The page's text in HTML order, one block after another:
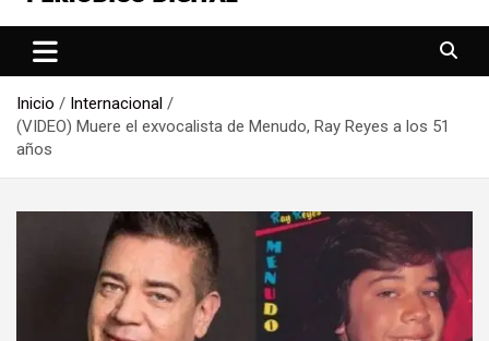
Reporte Laguna
Inicio
Internacional
(VIDEO) Muere el exvocalista de Menudo, Ray Reyes a los 51
años